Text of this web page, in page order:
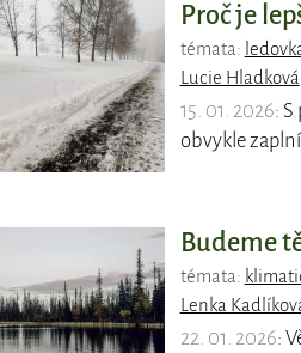
Proč je
témata:
Lucie Hladková
15. 01. 2026:
obvykle
Budeme
témata:
Lenka
22. 01. 2026: